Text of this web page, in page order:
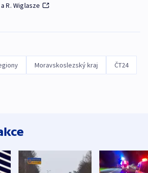
R. Wiglasze
Moravskoslezský kraj ČT24